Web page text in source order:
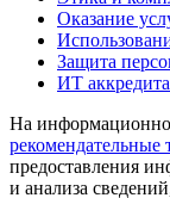
Оказание
Защита
ИТ
На
рекомендательные
предоставления
и анализа